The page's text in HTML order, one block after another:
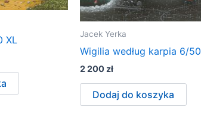
XL Jacek Yerka
Wigilia według karpia 6/50
2 200 zł
Dodaj do koszyka